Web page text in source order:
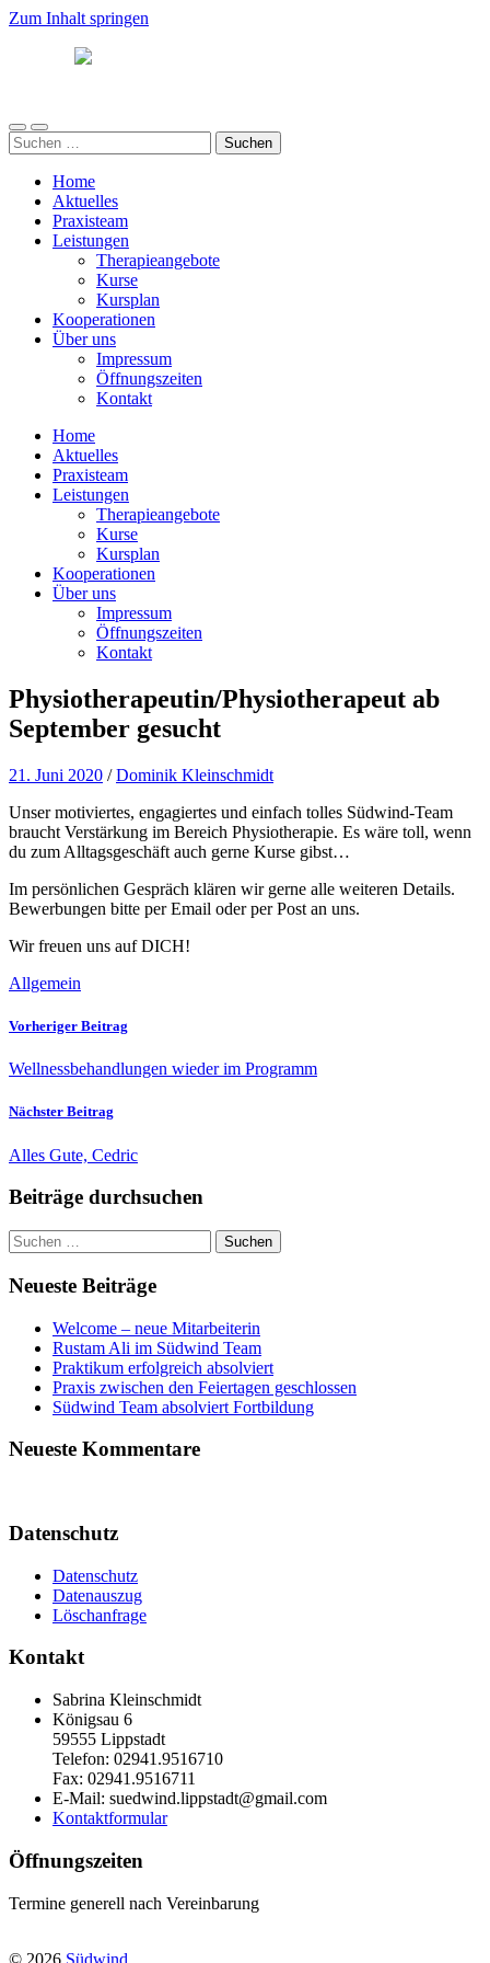
Zum Inhalt springen
Südwind
Mobile-
Menü
Suchfeld
ein-/ausblenden
Suchen
nach:
Home
Aktuelles
Praxisteam
Leistungen
Therapieangebote
Kurse
Kursplan
Kooperationen
Über uns
Impressum
Öffnungszeiten
Kontakt
Home
Aktuelles
Praxisteam
Leistungen
Therapieangebote
Kurse
Kursplan
Kooperationen
Über uns
Impressum
Öffnungszeiten
Kontakt
Physiotherapeutin/Physiotherapeut ab
September gesucht
21. Juni 2020 /Dominik Kleinschmidt
Unser motiviertes, engagiertes und einfach tolles Südwind-Team
braucht Verstärkung im Bereich Physiotherapie. Es wäre toll, wenn
du zum Alltagsgeschäft auch gerne Kurse gibst…
Im persönlichen Gespräch klären wir gerne alle weiteren Details.
Bewerbungen bitte per Email oder per Post an uns.
Wir freuen uns auf DICH!
Allgemein
Vorheriger Beitrag
Wellnessbehandlungen wieder im Programm
Nächster Beitrag
Alles Gute, Cedric
Beiträge durchsuchen
Suchen
nach:
Neueste Beiträge
Welcome – neue Mitarbeiterin
Rustam Ali im Südwind Team
Praktikum erfolgreich absolviert
Praxis zwischen den Feiertagen geschlossen
Südwind Team absolviert Fortbildung
Neueste Kommentare
Datenschutz
Datenschutz
Datenauszug
Löschanfrage
Kontakt
Sabrina Kleinschmidt
Königsau 6
59555 Lippstadt
Telefon: 02941.9516710
Fax: 02941.9516711
E-Mail: suedwind.lippstadt@gmail.com
Kontaktformular
Öffnungszeiten
Termine generell nach Vereinbarung
© 2026 Südwind